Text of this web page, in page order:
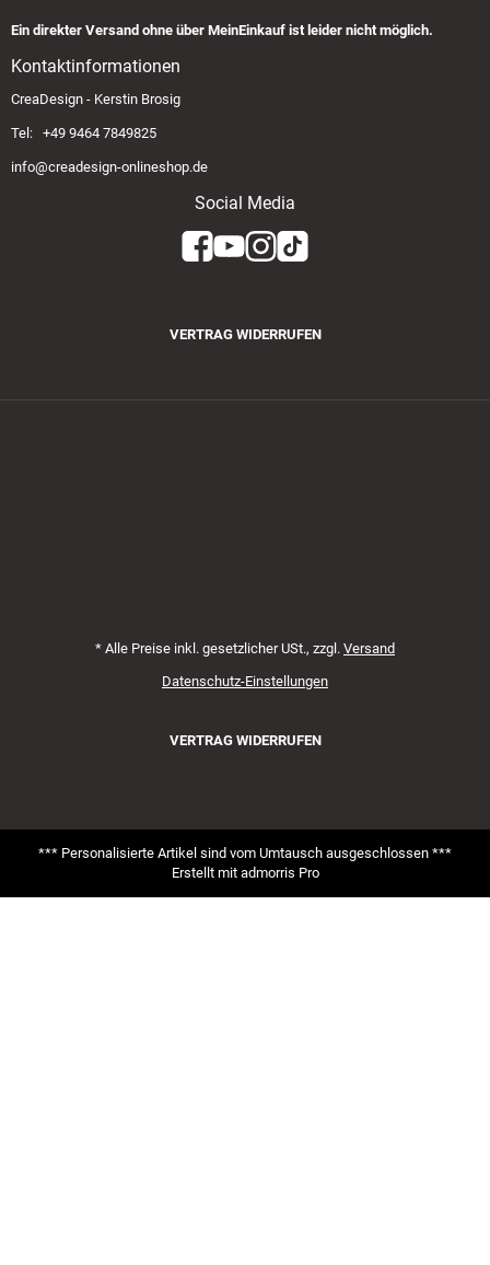
Ein direkter Versand ohne über MeinEinkauf ist leider nicht möglich.
Kontaktinformationen
CreaDesign - Kerstin Brosig
Tel: +49 9464 7849825
info@creadesign-onlineshop.de
Social Media
VERTRAG WIDERRUFEN
* Alle Preise inkl. gesetzlicher USt., zzgl. Versand
Datenschutz-Einstellungen
VERTRAG WIDERRUFEN
*** Personalisierte Artikel sind vom Umtausch ausgeschlossen ***
Erstellt mit admorris Pro